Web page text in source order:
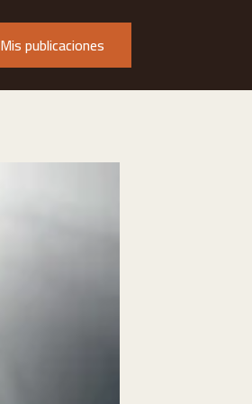
Mis publicaciones